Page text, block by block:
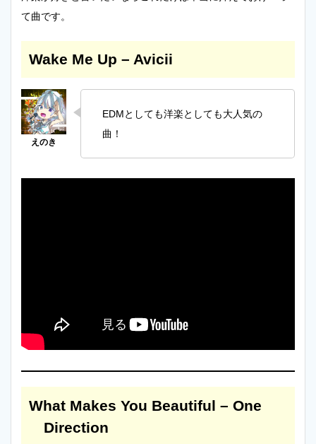
て曲です。
Wake Me Up – Avicii
EDMとしても洋楽としても大人気の
曲！
What Makes You Beautiful – One
Direction